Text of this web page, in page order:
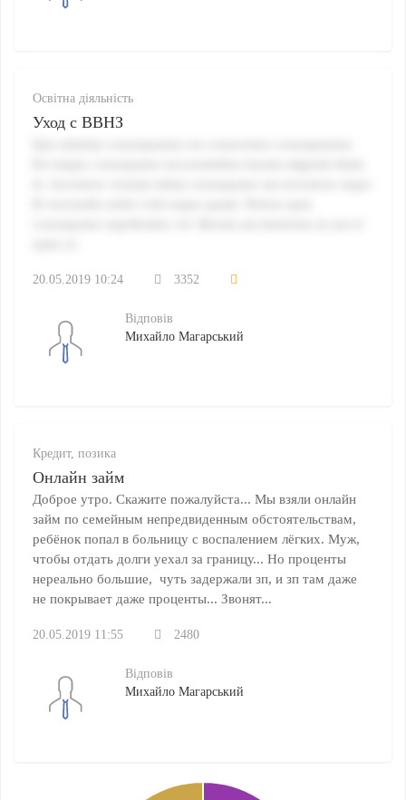
Освітна діяльність
Уход с ВВНЗ
20.05.2019 10:24 3352
Відповів
Михайло Магарський
Кредит, позика
Онлайн займ
Доброе утро. Скажите пожалуйста... Мы взяли онлайн
займ по семейным непредвиденным обстоятельствам,
ребёнок попал в больницу с воспалением лёгких. Муж,
чтобы отдать долги уехал за границу... Но проценты
нереально большие, чуть задержали зп, и зп там даже
не покрывает даже проценты... Звонят...
20.05.2019 11:55 2480
Відповів
Михайло Магарський